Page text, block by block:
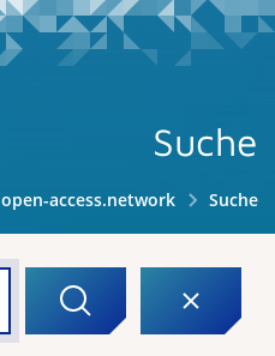
Suche
open-access.network Suche